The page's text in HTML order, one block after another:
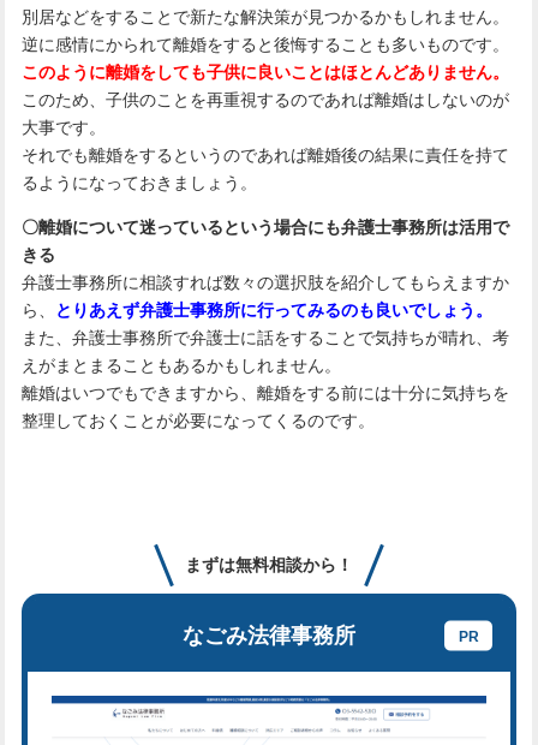
別居などをすることで新たな解決策が見つかるかもしれません。
逆に感情にかられて離婚をすると後悔することも多いものです。
このように離婚をしても子供に良いことはほとんどありません。
このため、子供のことを再重視するのであれば離婚はしないのが
大事です。
それでも離婚をするというのであれば離婚後の結果に責任を持て
るようになっておきましょう。
〇離婚について迷っているという場合にも弁護士事務所は活用で
きる
弁護士事務所に相談すれば数々の選択肢を紹介してもらえますか
ら、
とりあえず弁護士事務所に行ってみるのも良いでしょう。
また、弁護士事務所で弁護士に話をすることで気持ちが晴れ、考
えがまとまることもあるかもしれません。
離婚はいつでもできますから、離婚をする前には十分に気持ちを
整理しておくことが必要になってくるのです。
まずは無料相談から！
なごみ法律事務所